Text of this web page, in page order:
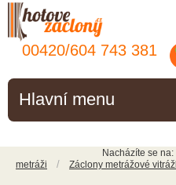
00420/604 743 381
Hlavní menu
Nacházíte se na:
metráži
/ Záclony metrážové